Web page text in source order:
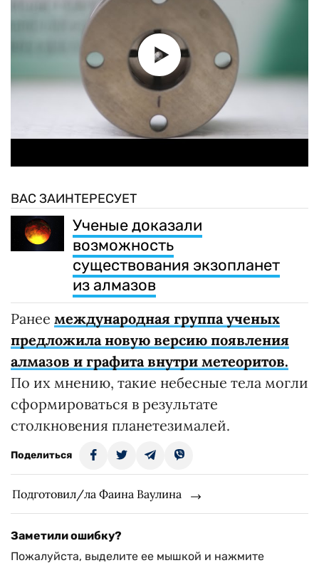
ВАС ЗАИНТЕРЕСУЕТ
Ученые доказали
возможность
существования экзопланет
из алмазов
Ранее международная группа ученых
предложила новую версию появления
алмазов и графита внутри метеоритов.
По их мнению, такие небесные тела могли
сформироваться в результате
столкновения планетезималей.
Поделиться
Подготовил/ла Фаина Ваулина
Заметили ошибку?
Пожалуйста, выделите ее мышкой и нажмите